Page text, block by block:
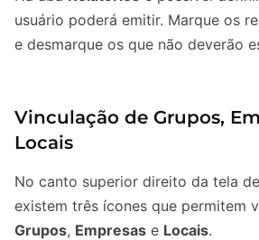
usuário poderá emitir. Marque os
e desmarque os que não deverão
Vinculação de Grupos,
Locais
No canto superior direito da tela
existem três ícones que permitem
Grupos, Empresas e Locais.